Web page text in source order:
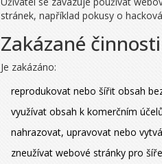
stránek, například pokusy o
Zakázané činnosti
Je zakázáno:
reprodukovat nebo šířit obsah
využívat obsah k komerčním
nahrazovat, upravovat nebo
zneužívat webové stránky pro